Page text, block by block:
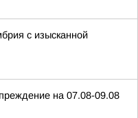
с изысканной
на 07.08-09.08